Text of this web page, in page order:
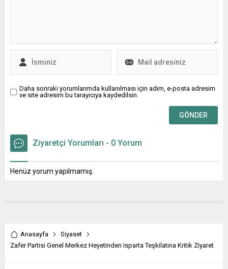
Bir Masal Anlat Baba,
Aşk Yeniden, Karanfil,
Olmasa Mektubun,...
Daha sonraki yorumlarımda kullanılması için adım, e-posta adresim
ve site adresim bu tarayıcıya kaydedilsin.
Ziyaretçi Yorumları - 0 Yorum
Henüz yorum yapılmamış.
Anasayfa
Siyaset
Zafer Partisi Genel Merkez Heyetinden Isparta Teşkilatına Kritik Ziyaret